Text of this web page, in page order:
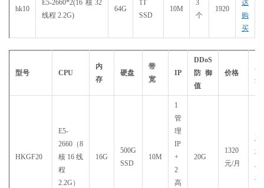
hk10
E5-2660*2(16核32
线程 2.2G)
64G
1T
SSD
10M
3
个
1920
达
购
买
型号 CPU
内
存
硬盘
带
宽
IP
DDoS
防御
值
价格
买
HKGF20
E5-
2660（8
核16线
程
2.2G）
16G
500G
SSD
10M
1
管
理
IP
+
2
高
20G
1320
元/月
直
达
买